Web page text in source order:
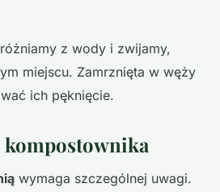
z wody i zwijamy,
miejscu. Zamrznięta w węży
ich pęknięcie.
wymaga szczególnej uwagi.